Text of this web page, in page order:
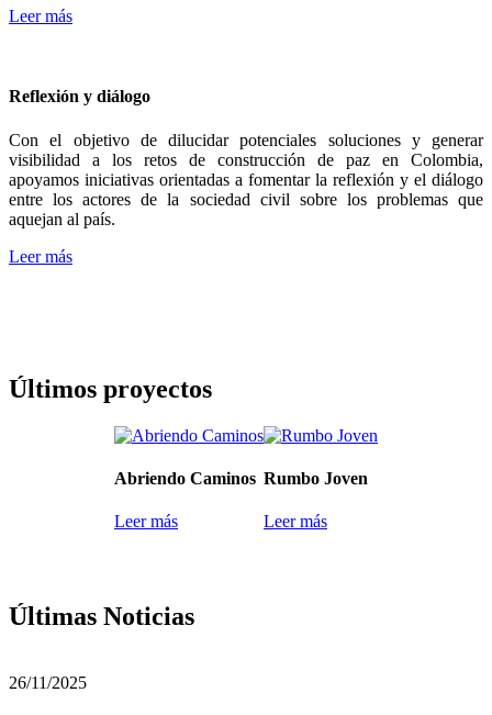
Leer más
Reflexión y diálogo
Con el objetivo de dilucidar potenciales soluciones y generar
visibilidad a los retos de construcción de paz en Colombia,
apoyamos iniciativas orientadas a fomentar la reflexión y el diálogo
entre los actores de la sociedad civil sobre los problemas que
aquejan al país.
Leer más
Últimos proyectos
Abriendo Caminos
Leer más
Rumbo Joven
Leer más
Últimas Noticias
26/11/2025